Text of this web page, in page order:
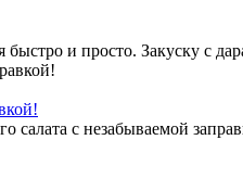
и просто. Закуску с
салата с незабываемой